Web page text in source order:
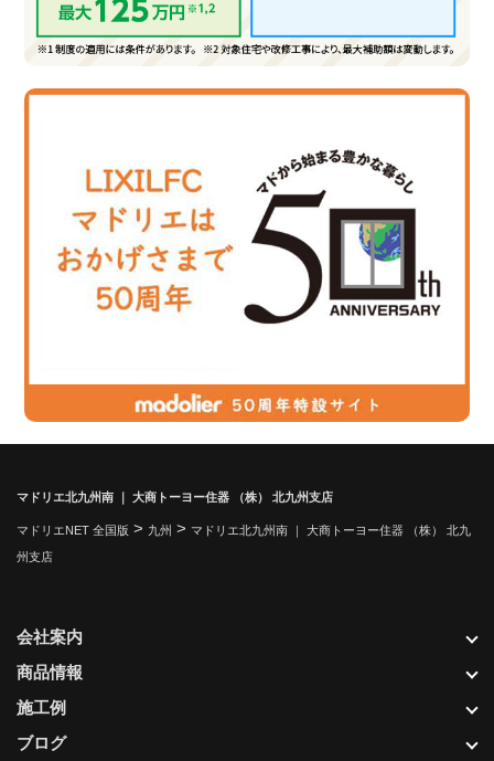
マドリエ北九州南 ｜ 大商トーヨー住器 （株） 北九州支店
マドリエNET 全国版 > 九州 > マドリエ北九州南 ｜ 大商トーヨー住器 （株） 北九
州支店
会社案内
商品情報
施工例
ブログ